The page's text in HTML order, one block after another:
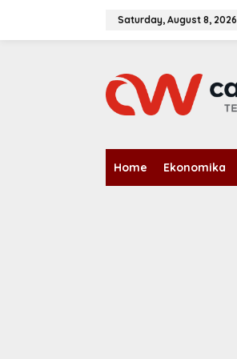
Saturday, August 8, 2026
Home Ekonomika